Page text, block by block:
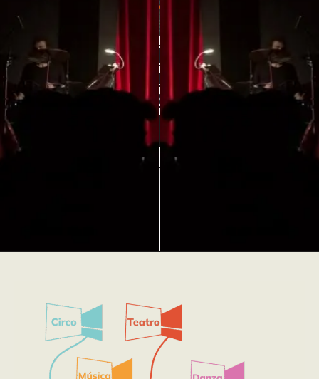
No te pierdas ningún
espectáculo de la
temporada
¡HAZTE CON TU ABONO!